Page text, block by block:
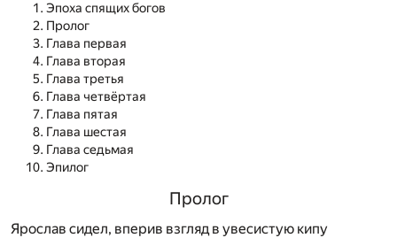
Эпоха спящих богов
Пролог
Глава первая
Глава вторая
Глава третья
Глава четвёртая
Глава пятая
Глава шестая
Глава седьмая
Эпилог
Пролог
Ярослав сидел, вперив взгляд в увесистую кипу